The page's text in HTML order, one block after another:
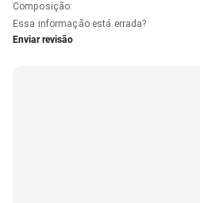
Composição:
Essa informação está errada?
Enviar revisão